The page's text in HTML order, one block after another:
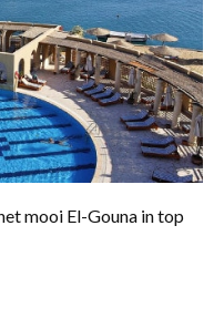
mooi El-Gouna in top